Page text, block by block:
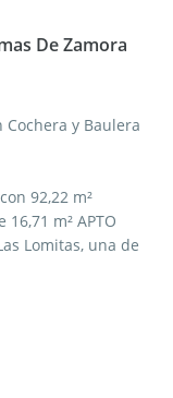
De Zamora
y Baulera
92,22 m²
m² APTO
Lomitas, una de
living-comedor
cual cuenta con